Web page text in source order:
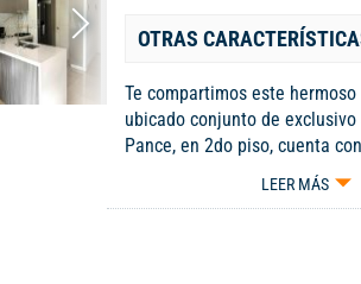
OTRAS
Te compartimos este
ubicado conjunto de exclusivo
Pance, en 2do piso, cuenta
todas con baño y baño de
comedor, Sala de televisión,
LEER MÁS